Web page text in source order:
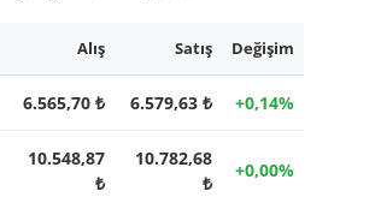
Alış Satış Değişim
6.565,70 ₺ 6.579,63 ₺ +0,14%
10.548,87
₺
10.782,68
₺
+0,00%